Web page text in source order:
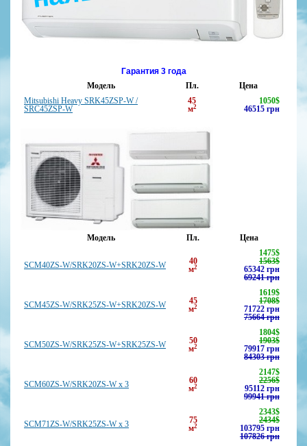
Гарантия 3 года
Модель
Пл.
Цена
Mitsubishi Heavy SRK45ZSP-W /
SRC45ZSP-W
45
м2
1050$
46515 грн
Модель Пл. Цена
SCM40ZS-W/SRK20ZS-W+SRK20ZS-W
40
м2
1475$
1563$
65342 грн
69241 грн
SCM45ZS-W/SRK25ZS-W+SRK20ZS-W
45
м2
1619$
1708$
71722 грн
75664 грн
SCM50ZS-W/SRK25ZS-W+SRK25ZS-W
50
м2
1804$
1903$
79917 грн
84303 грн
SCM60ZS-W/SRK20ZS-W x 3
60
м2
2147$
2256$
95112 грн
99941 грн
SCM71ZS-W/SRK25ZS-W x 3
75
м2
2343$
2434$
103795 грн
107826 грн